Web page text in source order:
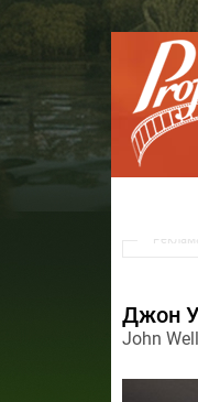
Джон
John